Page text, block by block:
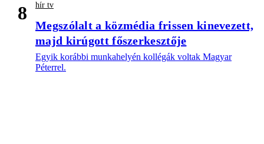
8 hír tv
Megszólalt a közmédia frissen kinevezett,
majd kirúgott főszerkesztője
Egyik korábbi munkahelyén kollégák voltak Magyar
Péterrel.